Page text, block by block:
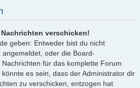
verschicken!
geben: Entweder bist du nicht
oder die Board-
für das komplette Forum
es sein, dass der Administrator dir
zu verschicken, entzogen hat.